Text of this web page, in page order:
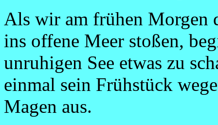
Als wir am frühen Morgen
ins offene Meer stoßen,
unruhigen See etwas zu
einmal sein Frühstück
Magen aus.